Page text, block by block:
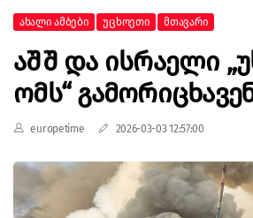
Ახალი Ამბები Უცხოეთი Მთავარი
Აშშ Და Ისრაელი
Ომს“
europetime 2026-03-03 12:57:00